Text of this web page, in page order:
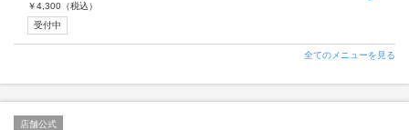
￥4,300 （税込）
受付中
全てのメニューを見る
店舗公式